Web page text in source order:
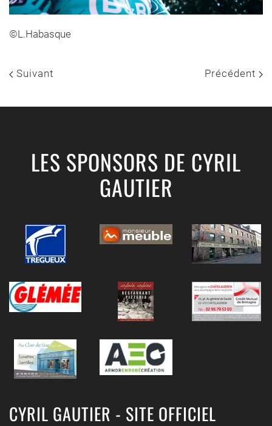
©L.Habasque
Suivant Précédent
LES SPONSORS DE CYRIL
GAUTIER
CYRIL GAUTIER - SITE OFFICIEL